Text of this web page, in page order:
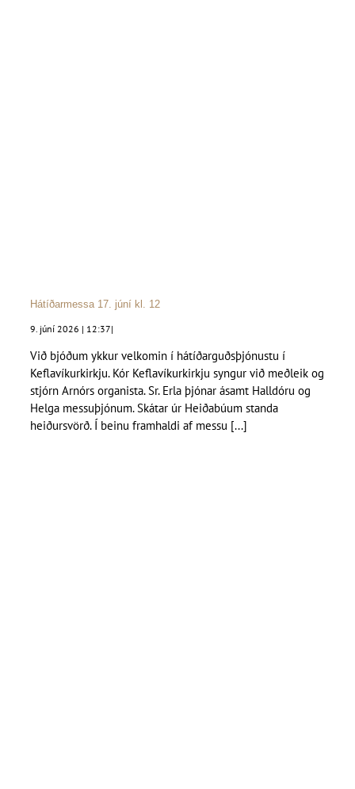
Hátíðarmessa 17. júní kl. 12
9. júní 2026 | 12:37|
Við bjóðum ykkur velkomin í hátíðarguðsþjónustu í
Keflavíkurkirkju. Kór Keflavíkurkirkju syngur við meðleik og
stjórn Arnórs organista. Sr. Erla þjónar ásamt Halldóru og
Helga messuþjónum. Skátar úr Heiðabúum standa
heiðursvörð. Í beinu framhaldi af messu [...]